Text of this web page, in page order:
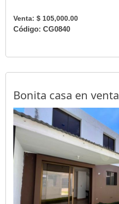
Venta: $ 105,000.00
Código: CG0840
Bonita casa en venta